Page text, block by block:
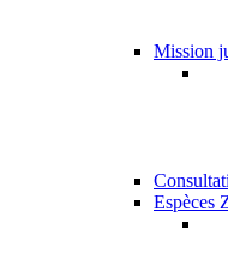
Mission
Espèces